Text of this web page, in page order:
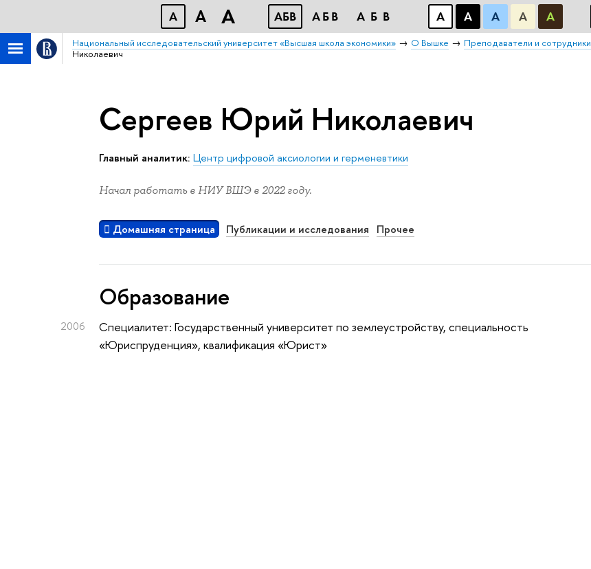
A A A АБB АБB АБB А А А А А
Национальный исследовательский университет «Высшая школа экономики» О Вышке Преподаватели и сотрудники
Николаевич
Сергеев Юрий Николаевич
Главный аналитик: Центр цифровой аксиологии и герменевтики
Начал работать в НИУ ВШЭ в 2022 году.
Домашняя страница Публикации и исследования Прочее
Oбразование
2006
Специалитет: Государственный университет по землеустройству, специальность
«Юриспруденция», квалификация «Юрист»